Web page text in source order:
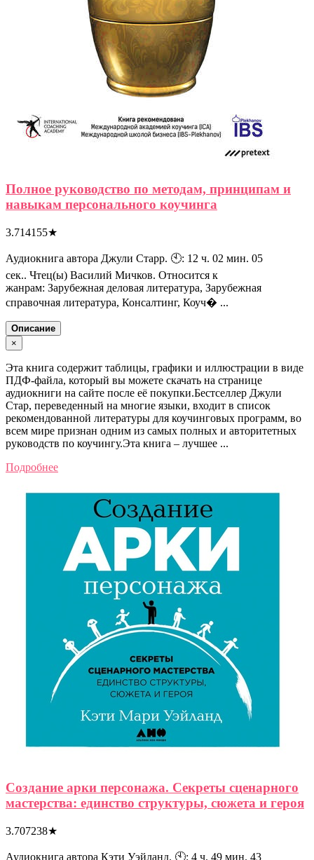
Полное руководство по методам, принципам и
навыкам персонального коучинга
3.714155★
Аудиокнига автора Джули Старр. 🕙: 12 ч. 02 мин. 05
сек.. Чтец(ы) Василий Мичков. Относится к
жанрам: Зарубежная деловая литература, Зарубежная
справочная литература, Консалтинг, Коуч� ...
Описание
×
Эта книга содержит таблицы, графики и иллюстрации в виде
ПДФ-файла, который вы можете скачать на странице
аудиокниги на сайте после её покупки.Бестселлер Джули
Стар, переведенный на многие языки, входит в список
рекомендованной литературы для коучинговых программ, во
всем мире признан одним из самых полных и авторитетных
руководств по коучингу.Эта книга – лучшее ...
Подробнее
Создание арки персонажа. Секреты сценарного
мастерства: единство структуры, сюжета и героя
3.707238★
Аудиокнига автора Кэти Уэйланд. 🕙: 4 ч. 49 мин. 43